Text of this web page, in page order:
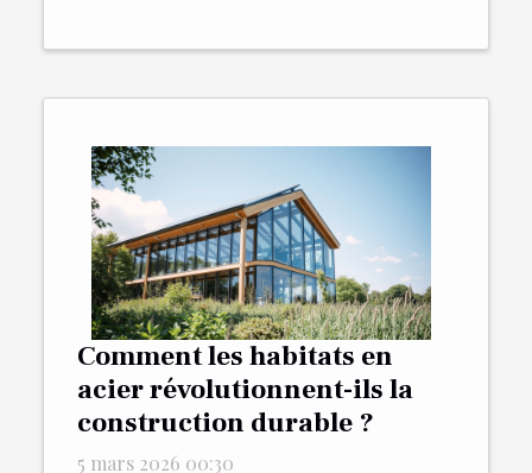
Comment les habitats en
acier révolutionnent-ils la
construction durable ?
5 mars 2026 00:30